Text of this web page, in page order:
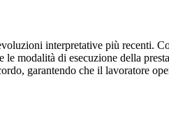
interpretative più recenti.
le modalità di esecuzione della
garantendo che il lavoratore